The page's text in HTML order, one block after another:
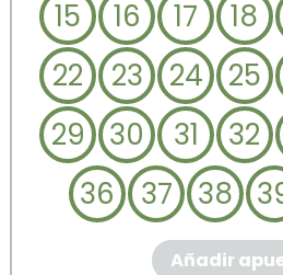
15
16 17 18
22
23 24 25
29
30 31 32
36
37 38
Añadir